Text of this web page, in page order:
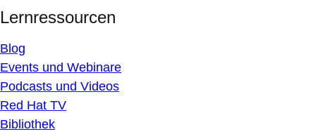
Lernressourcen
Blog
Events und Webinare
Podcasts und Videos
Red Hat TV
Bibliothek